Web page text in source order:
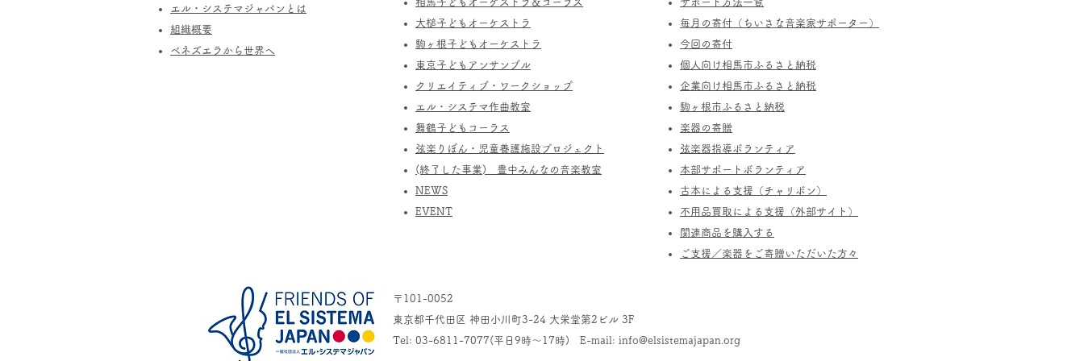
エル・システマジャパンとは
​組織概要
​ベネズエラから世界へ
​大槌子どもオーケストラ
駒ヶ根子どもオーケストラ
​東京子どもアンサンブル
​クリエイティブ・ワークショップ
エル・システマ作曲教室
​舞鶴子どもコーラス
​​弦楽りぼん・児童養護施設プロジェクト
(終了した事業) ​豊中みんなの音楽教室
​NEWS
​EVENT
​毎月の寄付（ちいさな音楽家サポーター）
今回の寄付
個人向け相馬市ふるさと納税
企業向け相馬市ふるさと納税
駒ヶ根市ふるさと納税
楽器の寄贈
​弦楽器指導ボランティア
​本部サポートボランティア
​古本による支援（チャリボン）
不用品買取による支援（外部サイト）
関連商品を購入する
​ご支援／楽器をご寄贈いただいた方々
〒101-0052
東京都千代田区 神田小川町3-24 大栄堂第2ビル 3F
Tel: 03-6811-7077(平日9時～17時) E-mail: info@elsistemajapan.org